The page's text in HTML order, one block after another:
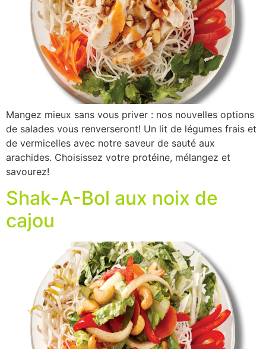
Mangez mieux sans vous priver : nos nouvelles options
de salades vous renverseront! Un lit de légumes frais et
de vermicelles avec notre saveur de sauté aux
arachides. Choisissez votre protéine, mélangez et
savourez!
Shak-A-Bol aux noix de
cajou